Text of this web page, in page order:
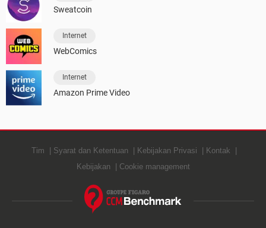
Sweatcoin
Internet
WebComics
Internet
Amazon Prime Video
Tim Syarat dan Ketentuan Kebijakan Privasi
Kontak
Kebijakan
Cookie management